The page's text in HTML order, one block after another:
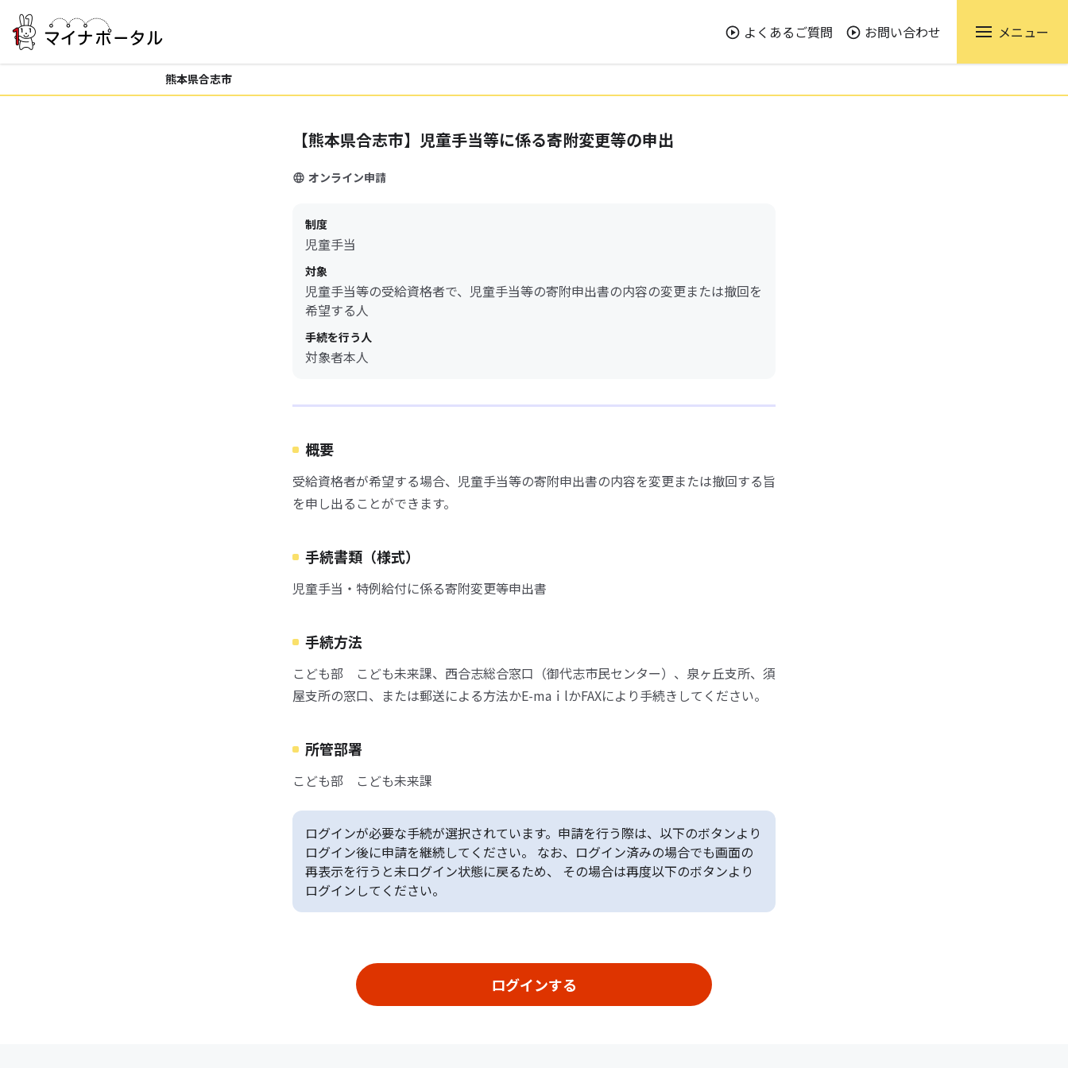
よくあるご質問 お問い合わせ メニュー
熊本県合志市
【熊本県合志市】児童手当等に係る寄附変更等の申出
オンライン申請
制度
児童手当
対象
児童手当等の受給資格者で、児童手当等の寄附申出書の内容の変更または撤回を
希望する人
手続を行う人
対象者本人
概要
受給資格者が希望する場合、児童手当等の寄附申出書の内容を変更または撤回する旨
を申し出ることができます。
手続書類（様式）
児童手当・特例給付に係る寄附変更等申出書
手続方法
こども部 こども未来課、西合志総合窓口（御代志市民センター）、泉ヶ丘支所、須
屋支所の窓口、または郵送による方法かE-maｉlかFAXにより手続きしてください。
所管部署
こども部 こども未来課
ログインが必要な手続が選択されています。申請を行う際は、以下のボタンより
ログイン後に申請を継続してください。 なお、ログイン済みの場合でも画面の
再表示を行うと未ログイン状態に戻るため、 その場合は再度以下のボタンより
ログインしてください。